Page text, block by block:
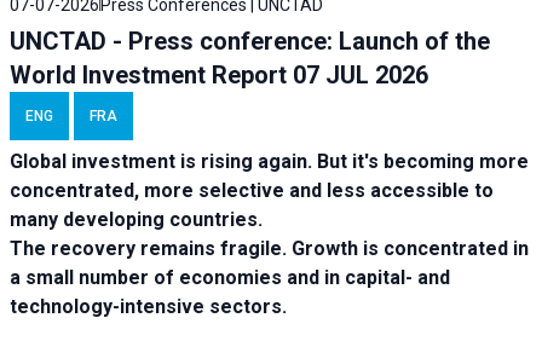
07-07-2026 Press Conferences | UNCTAD
UNCTAD - Press conference: Launch of the
World Investment Report 07 JUL 2026
ENG FRA
Global investment is rising again. But it's becoming more
concentrated, more selective and less accessible to
many developing countries.
The recovery remains fragile. Growth is concentrated in
a small number of economies and in capital- and
technology-intensive sectors.